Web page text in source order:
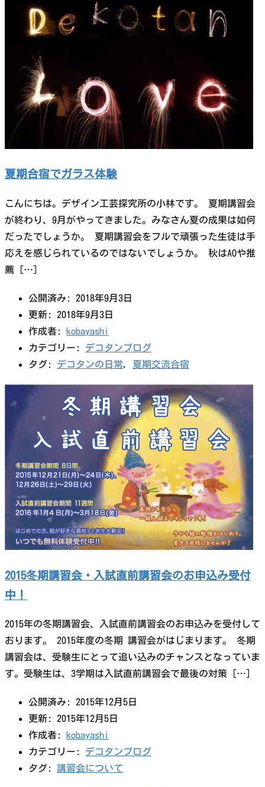
夏期合宿でガラス体験
こんにちは。デザイン工芸探究所の小林です。 夏期講習会
が終わり、9月がやってきました。みなさん夏の成果は如何
だったでしょうか。 夏期講習会をフルで頑張った生徒は手
応えを感じられているのではないでしょうか。 秋はAOや推
薦 […]
公開済み: 2018年9月3日
更新: 2018年9月3日
作成者:
kobayashi
カテゴリー: デコタンブログ
タグ: デコタンの日常, 夏期交流合宿
2015冬期講習会・入試直前講習会のお申込み受付
中！
2015年の冬期講習会、入試直前講習会のお申込みを受付して
おります。 2015年度の冬期 講習会がはじまります。 冬期
講習会は、受験生にとって追い込みのチャンスとなっていま
す。受験生は、3学期は入試直前講習会で最後の対策 […]
公開済み: 2015年12月5日
更新: 2015年12月5日
作成者:
kobayashi
カテゴリー: デコタンブログ
タグ: 講習会について